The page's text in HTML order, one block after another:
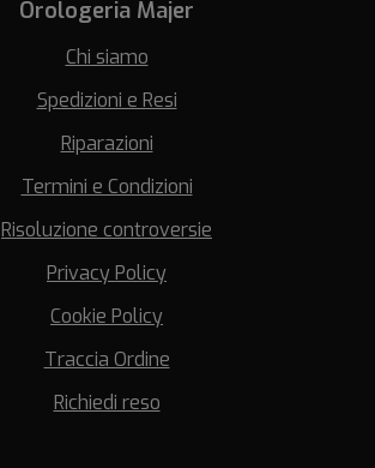
Orologeria Majer
Chi siamo
Spedizioni e Resi
Riparazioni
Termini e Condizioni
Risoluzione controversie
Privacy Policy
Cookie Policy
Traccia Ordine
Richiedi reso